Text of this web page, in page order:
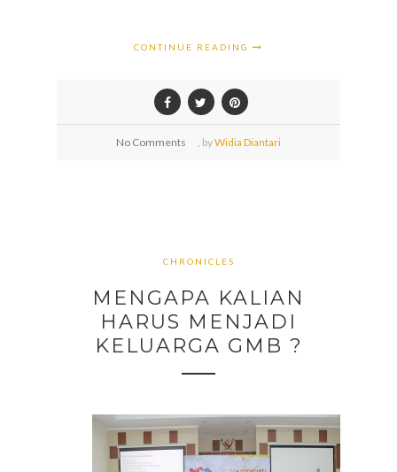
CONTINUE READING
No Comments byWidia Diantari
CHRONICLES
MENGAPA KALIAN
HARUS MENJADI
KELUARGA GMB ?